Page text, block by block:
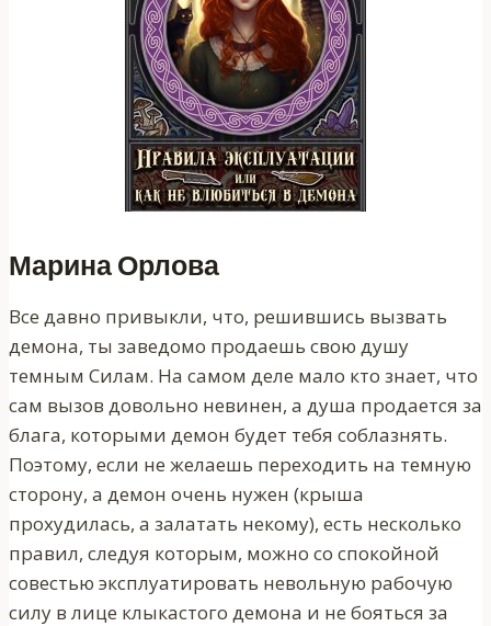
Марина Орлова
Все давно привыкли, что, решившись вызвать
демона, ты заведомо продаешь свою душу
темным Силам. На самом деле мало кто знает, что
сам вызов довольно невинен, а душа продается за
блага, которыми демон будет тебя соблазнять.
Поэтому, если не желаешь переходить на темную
сторону, а демон очень нужен (крыша
прохудилась, а залатать некому), есть несколько
правил, следуя которым, можно со спокойной
совестью эксплуатировать невольную рабочую
силу в лице клыкастого демона и не бояться за